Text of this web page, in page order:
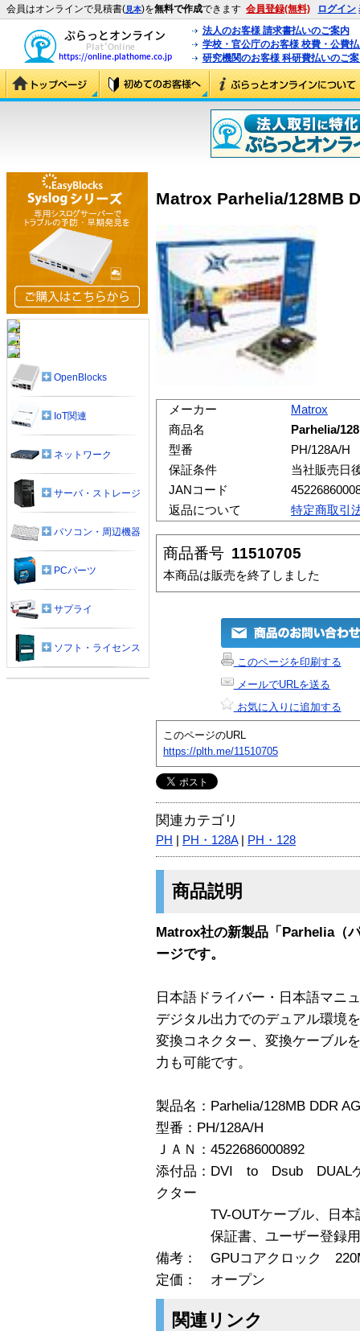
会員はオンラインで見積書(見本)を無料で作成できます 会員登録(無料) ログイン
法人のお客様 請求書払いのご案内
学校・官公庁のお客様 校費・公費
研究機関のお客様 科研費払いのご
Matrox Parhelia/128MB
メーカー
Matrox
商品名
Parhelia/
型番
PH/128A/H
保証条件
当社販売日
JANコード
返品について
特定商取引
商品番号 11510705
本商品は販売を終了しました
このページを印刷する
メールでURLを送る
お気に入りに追加する
このページのURL
https://plth.me/11510705
関連カテゴリ
PH PH・128A| PH・128
商品説明
Matrox社の新製品「Parhelia（
ージです。
日本語ドライバー・日本語マニ
デジタル出力でのデュアル環境
変換コネクター、変換ケーブル
力も可能です。
製品名：Parhelia/128MB DDR
型番：PH/128A/H
ＪＡＮ：4522686000892
添付品：DVI to Dsub DUAL
クター
TV-OUTケーブル、日本語
保証書、ユーザー登録用
備考： GPUコアクロック
定価： オープン
関連リンク
OpenBlocks
IoT関連
ネットワーク
サーバ・ストレージ
パソコン・周辺機器
PCパーツ
サプライ
ソフト・ライセンス